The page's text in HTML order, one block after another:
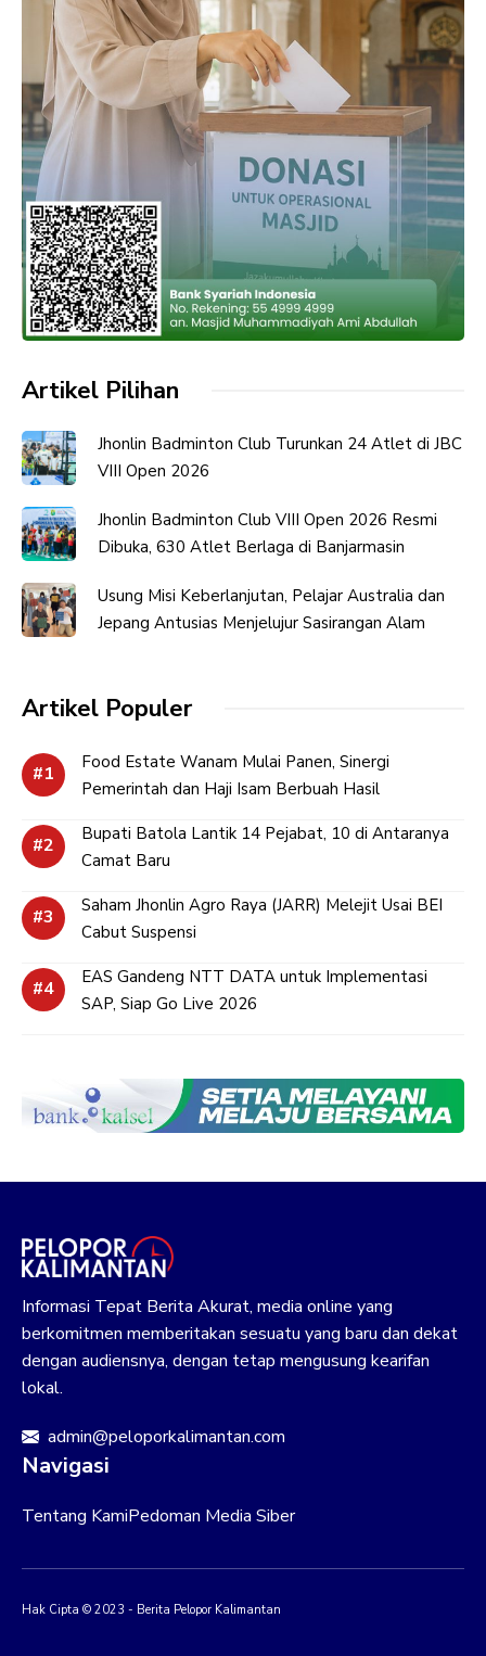
Artikel Pilihan
Jhonlin Badminton Club Turunkan 24 Atlet di JBC
VIII Open 2026
Jhonlin Badminton Club VIII Open 2026 Resmi
Dibuka, 630 Atlet Berlaga di Banjarmasin
Usung Misi Keberlanjutan, Pelajar Australia dan
Jepang Antusias Menjelujur Sasirangan Alam
Artikel Populer
Food Estate Wanam Mulai Panen, Sinergi
Pemerintah dan Haji Isam Berbuah Hasil
Bupati Batola Lantik 14 Pejabat, 10 di Antaranya
Camat Baru
Saham Jhonlin Agro Raya (JARR) Melejit Usai BEI
Cabut Suspensi
EAS Gandeng NTT DATA untuk Implementasi
SAP, Siap Go Live 2026
Informasi Tepat Berita Akurat, media online yang
berkomitmen memberitakan sesuatu yang baru dan dekat
dengan audiensnya, dengan tetap mengusung kearifan
lokal.
admin@peloporkalimantan.com
Navigasi
Tentang KamiPedoman Media Siber
Hak Cipta © 2023 - Berita Pelopor Kalimantan